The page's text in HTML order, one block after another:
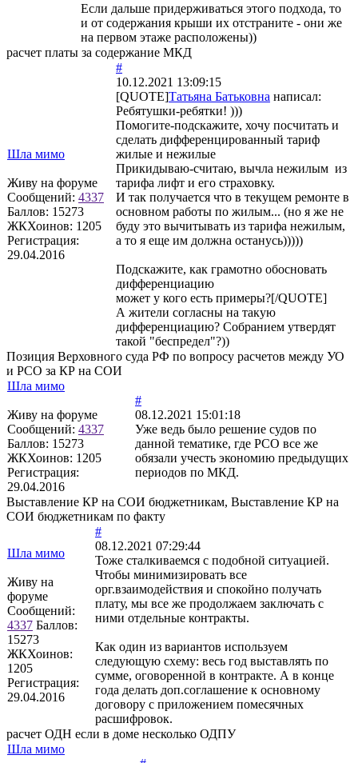
Если дальше придерживаться этого подхода, то
и от содержания крыши их отстраните - они же
на первом этаже расположены))
расчет платы за содержание МКД
Шла мимо
Живу на форуме
Сообщений: 4337
Баллов: 15273
ЖКХоинов: 1205
Регистрация:
29.04.2016
#
10.12.2021 13:09:15
[QUOTE]Татьяна Батьковна написал:
Ребятушки-ребятки! )))
Помогите-подскажите, хочу посчитать и
сделать дифференцированный тариф
жилые и нежилые
Прикидываю-считаю, вычла нежилым из
тарифа лифт и его страховку.
И так получается что в текущем ремонте в
основном работы по жилым... (но я же не
буду это вычитывать из тарифа нежилым,
а то я еще им должна останусь)))))
Подскажите, как грамотно обосновать
дифференциацию
может у кого есть примеры?[/QUOTE]
А жители согласны на такую
дифференциацию? Собранием утвердят
такой "беспредел"?))
Позиция Верховного суда РФ по вопросу расчетов между УО
и РСО за КР на СОИ
Шла мимо
Живу на форуме
Сообщений: 4337
Баллов: 15273
ЖКХоинов: 1205
Регистрация:
29.04.2016
#
08.12.2021 15:01:18
Уже ведь было решение судов по
данной тематике, где РСО все же
обязали учесть экономию предыдущих
периодов по МКД.
Выставление КР на СОИ бюджетникам, Выставление КР на
СОИ бюджетникам по факту
Шла мимо
Живу на
форуме
Сообщений:
4337 Баллов:
15273
ЖКХоинов:
1205
Регистрация:
29.04.2016
#
08.12.2021 07:29:44
Тоже сталкиваемся с подобной ситуацией.
Чтобы минимизировать все
орг.взаимодействия и спокойно получать
плату, мы все же продолжаем заключать с
ними отдельные контракты.
Как один из вариантов используем
следующую схему: весь год выставлять по
сумме, оговоренной в контракте. А в конце
года делать доп.соглашение к основному
договору с приложением помесячных
расшифровок.
расчет ОДН если в доме несколько ОДПУ
Шла мимо